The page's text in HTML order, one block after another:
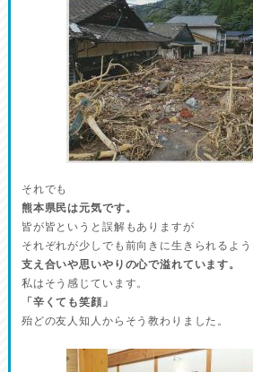
それでも
熊本県民は元気です。
皆が皆というと誤解もありますが
それぞれが少しでも前向きに生きられるよう
支え合いや思いやりの心で溢れています。
私はそう感じています。
「辛くても笑顔」
殆どの友人知人からそう教わりました。